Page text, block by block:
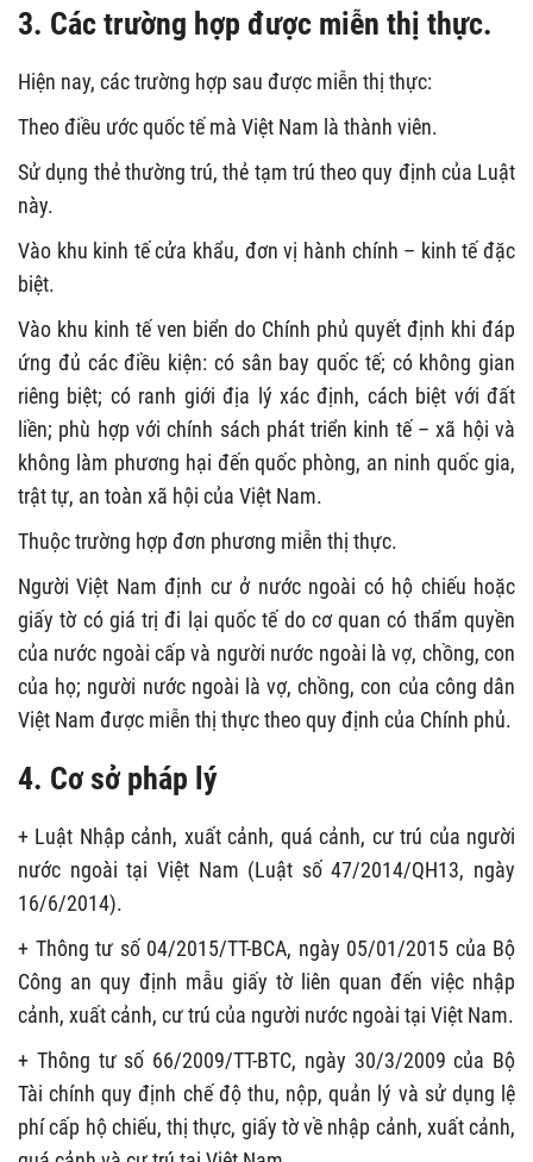
3. Các trường hợp được miễn thị thực.
Hiện nay, các trường hợp sau được miễn thị thực:
Theo điều ước quốc tế mà Việt Nam là thành viên.
Sử dụng thẻ thường trú, thẻ tạm trú theo quy định của Luật
này.
Vào khu kinh tế cửa khẩu, đơn vị hành chính – kinh tế đặc
biệt.
Vào khu kinh tế ven biển do Chính phủ quyết định khi đáp
ứng đủ các điều kiện: có sân bay quốc tế; có không gian
riêng biệt; có ranh giới địa lý xác định, cách biệt với đất
liền; phù hợp với chính sách phát triển kinh tế – xã hội và
không làm phương hại đến quốc phòng, an ninh quốc gia,
trật tự, an toàn xã hội của Việt Nam.
Thuộc trường hợp đơn phương miễn thị thực.
Người Việt Nam định cư ở nước ngoài có hộ chiếu hoặc
giấy tờ có giá trị đi lại quốc tế do cơ quan có thẩm quyền
của nước ngoài cấp và người nước ngoài là vợ, chồng, con
của họ; người nước ngoài là vợ, chồng, con của công dân
Việt Nam được miễn thị thực theo quy định của Chính phủ.
4. Cơ sở pháp lý
+ Luật Nhập cảnh, xuất cảnh, quá cảnh, cư trú của người
nước ngoài tại Việt Nam (Luật số 47/2014/QH13, ngày
16/6/2014).
+ Thông tư số 04/2015/TT-BCA, ngày 05/01/2015 của Bộ
Công an quy định mẫu giấy tờ liên quan đến việc nhập
cảnh, xuất cảnh, cư trú của người nước ngoài tại Việt Nam.
+ Thông tư số 66/2009/TT-BTC, ngày 30/3/2009 của Bộ
Tài chính quy định chế độ thu, nộp, quản lý và sử dụng lệ
phí cấp hộ chiếu, thị thực, giấy tờ về nhập cảnh, xuất cảnh,